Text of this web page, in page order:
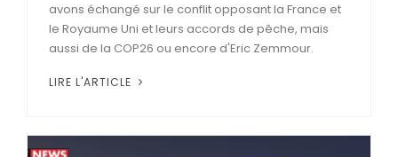
avons échangé sur le conflit opposant la France et
le Royaume Uni et leurs accords de pêche, mais
aussi de la COP26 ou encore d'Eric Zemmour.
LIRE L'ARTICLE